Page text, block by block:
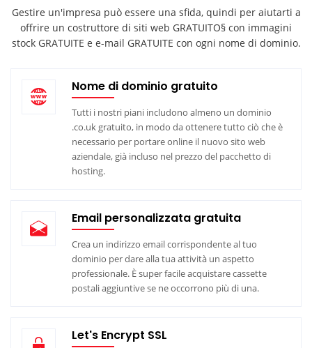
Gestire un'impresa può essere una sfida, quindi per aiutarti a
offrire un costruttore di siti web GRATUITO§ con immagini
stock GRATUITE e e-mail GRATUITE con ogni nome di dominio.
Nome di dominio gratuito
Tutti i nostri piani includono almeno un dominio
.co.uk gratuito, in modo da ottenere tutto ciò che è
necessario per portare online il nuovo sito web
aziendale, già incluso nel prezzo del pacchetto di
hosting.
Email personalizzata gratuita
Crea un indirizzo email corrispondente al tuo
dominio per dare alla tua attività un aspetto
professionale. È super facile acquistare cassette
postali aggiuntive se ne occorrono più di una.
Let's Encrypt SSL